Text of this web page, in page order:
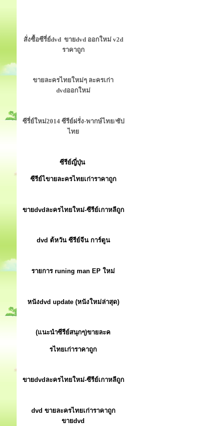
สั่งซื้อซีรี่ย์dvd ขายdvd ออกใหม่ v2d
ราคาถูก
ขายละครไทยใหม่ๆ ละครเก่า
dvdออกใหม่
ซีรี่ย์ใหม่2014 ซีรีย์ฝรั่ง-พากษ์ไทย/ซัป
ไทย
ซีรีย์ญี่ปุ่น
ซีรีย์ไขายละครไทยเก่าราคาถูก
ขายdvdละครไทยใหม่-ซีรีย์เกาหลีถูก
dvd ต้หวัน ซีรีย์จีน การ์ตูน
รายการ runing man EP ใหม่
หนังdvd update (หนังใหม่ล่าสุด)
(แนะนำซีรีย์สนุกๆ)ขายละค
รไทยเก่าราคาถูก
ขายdvdละครไทยใหม่-ซีรีย์เกาหลีถูก
dvd ขายละครไทยเก่าราคาถูก
ขายdvd